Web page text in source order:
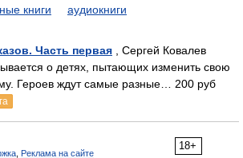
книги аудиокниги
Часть первая , Сергей Ковалев
о детях, пытающих изменить свою
Героев ждут самые разные… 200 руб
18+
Реклама на сайте